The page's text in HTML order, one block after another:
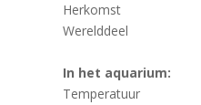
Herkomst
Werelddeel
In het aquarium:
Temperatuur